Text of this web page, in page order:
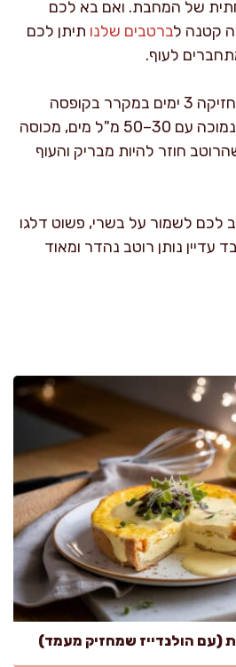
של המחבת. ואם בא לכם
קטנה לברטבים שלנו תיתן לכם
לעוף.
המנה מחזיקה 3 ימים במקרר בקופסה
סגורה. מחממים על אש נמוכה עם 30–50 מ"ל מים, מכוסה
עד שהרוטב חוזר להיות מבריק והעוף
לכם לשמור על בשרי, פשוט דלגו
נותן רוטב נהדר ומאוד
(עם הולנדייז שמחזיק מעמד)